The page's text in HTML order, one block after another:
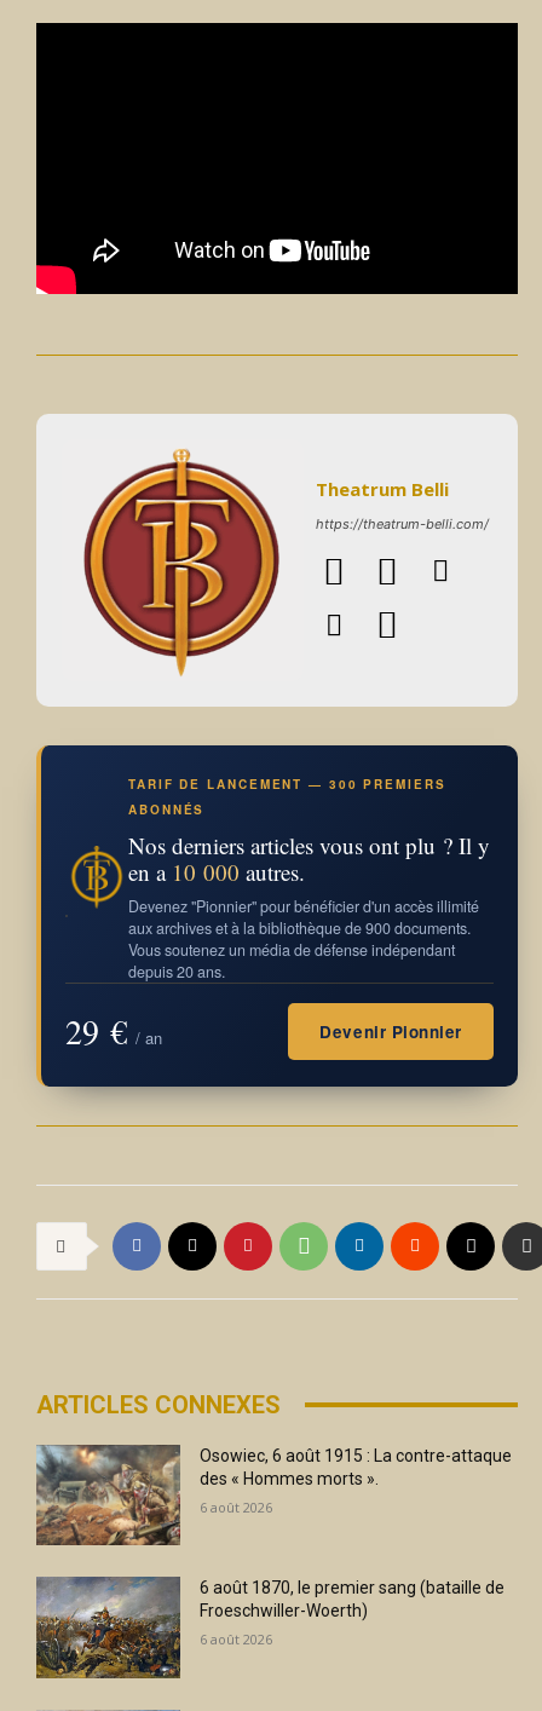
Theatrum Belli
https://theatrum-belli.com/
TARIF DE LANCEMENT — 300 PREMIERS
ABONNÉS
Nos derniers articles vous ont plu ? Il y
en a 10 000 autres.
Devenez "Pionnier" pour bénéficier d'un accès illimité
aux archives et à la bibliothèque de 900 documents.
Vous soutenez un média de défense indépendant
depuis 20 ans.
29 € / an Devenir Pionnier
ARTICLES CONNEXES
Osowiec, 6 août 1915 : La contre-attaque
des « Hommes morts ».
6 août 2026
6 août 1870, le premier sang (bataille de
Froeschwiller-Woerth)
6 août 2026